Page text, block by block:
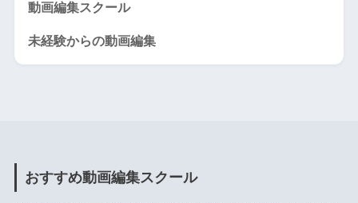
動画編集スクール
未経験からの動画編集
おすすめ動画編集スクール